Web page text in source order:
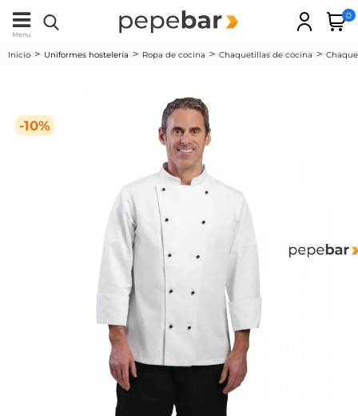
Menu
0
Inicio Uniformes hostelería Ropa de cocina Chaquetillas de cocina
-10%